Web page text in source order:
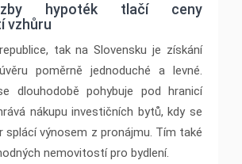
hypoték tlačí ceny
vzhůru
tak na Slovensku je získání
poměrně jednoduché a levné.
dlouhodobě pohybuje pod hranicí
nákupu investičních bytů, kdy se
splácí výnosem z pronájmu. Tím také
nemovitostí pro bydlení.